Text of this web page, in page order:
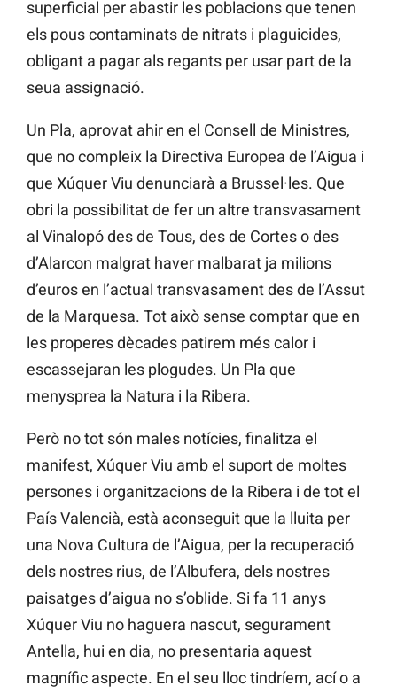
superficial per abastir les poblacions que tenen
els pous contaminats de nitrats i plaguicides,
obligant a pagar als regants per usar part de la
seua assignació.
Un Pla, aprovat ahir en el Consell de Ministres,
que no compleix la Directiva Europea de l’Aigua i
que Xúquer Viu denunciarà a Brussel·les. Que
obri la possibilitat de fer un altre transvasament
al Vinalopó des de Tous, des de Cortes o des
d’Alarcon malgrat haver malbarat ja milions
d’euros en l’actual transvasament des de l’Assut
de la Marquesa. Tot això sense comptar que en
les properes dècades patirem més calor i
escassejaran les plogudes. Un Pla que
menysprea la Natura i la Ribera.
Però no tot són males notícies, finalitza el
manifest, Xúquer Viu amb el suport de moltes
persones i organitzacions de la Ribera i de tot el
País Valencià, està aconseguit que la lluita per
una Nova Cultura de l’Aigua, per la recuperació
dels nostres rius, de l’Albufera, dels nostres
paisatges d’aigua no s’oblide. Si fa 11 anys
Xúquer Viu no haguera nascut, segurament
Antella, hui en dia, no presentaria aquest
magnífic aspecte. En el seu lloc tindríem, ací o a